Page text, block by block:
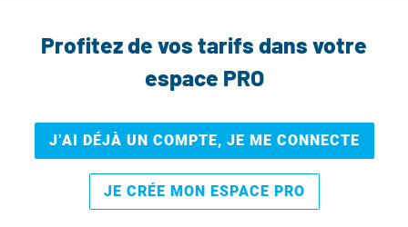
Profitez de vos tarifs dans votre
espace PRO
J’AI DÉJÀ UN COMPTE, JE ME CONNECTE
JE CRÉE MON ESPACE PRO